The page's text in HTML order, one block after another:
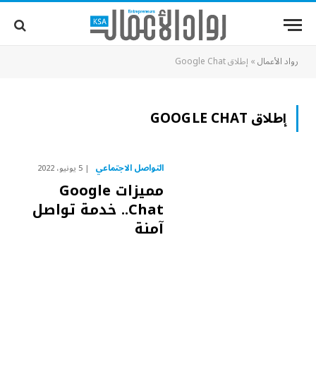
رواد الأعمال» إطلاق Google Chat
إطلاق GOOGLE CHAT
التواصل الاجتماعي 5 يونيو، 2022
مميزات Google
Chat.. خدمة تواصل
آمنة